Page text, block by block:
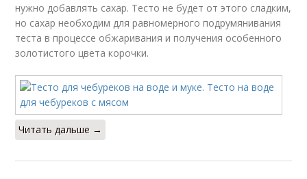
нужно добавлять сахар. Тесто не будет от этого сладким,
но сахар необходим для равномерного подрумянивания
теста в процессе обжаривания и получения особенного
золотистого цвета корочки.
Читать дальше →